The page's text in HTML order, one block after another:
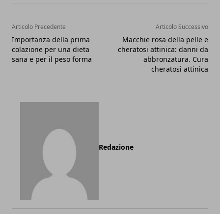
Articolo Precedente
Importanza della prima
colazione per una dieta
sana e per il peso forma
Articolo Successivo
Macchie rosa della pelle e
cheratosi attinica: danni da
abbronzatura. Cura
cheratosi attinica
Redazione